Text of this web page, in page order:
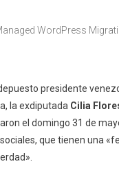
WordPress
presidente
la exdiputada Cilia
el domingo 31 de
que tienen una